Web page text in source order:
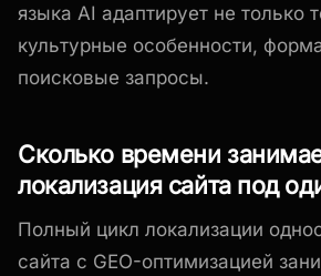
языка AI адаптирует не только
культурные особенности,
поисковые запросы.
Сколько времени
локализация сайта под
Полный цикл локализации
сайта с GEO-оптимизацией